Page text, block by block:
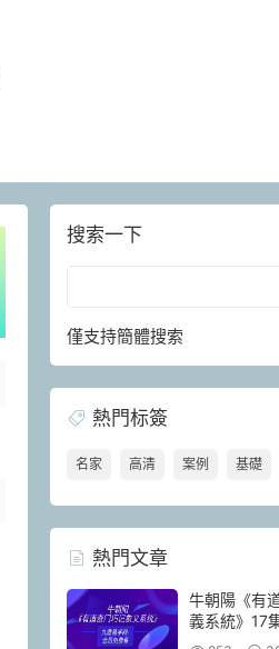
搜索一下
僅支持簡體搜索
熱門标簽
名家 高清 案例 基礎
熱門文章
牛朝陽《有
義系統》17
時